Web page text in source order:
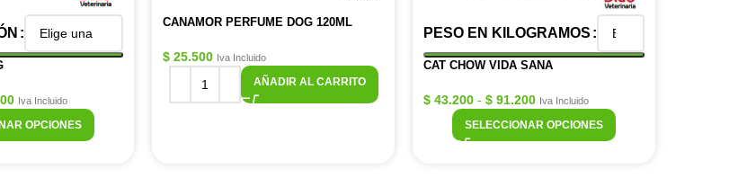
Iva Incluido
OPCIONES
CANAMOR PERFUME DOG 120ML
$ 25.500 Iva Incluido
AÑADIR AL CARRITO
PESO EN KILOGRAMOS
CAT CHOW VIDA SANA
$ 43.200 - $ 91.200 Iva Incluido
SELECCIONAR OPCIONES